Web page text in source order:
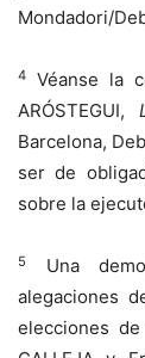
Mondadori/
4
Véanse la
ARÓSTEGUI,
Barcelona,
ser de
sobre la
5
Una
alegaciones
elecciones